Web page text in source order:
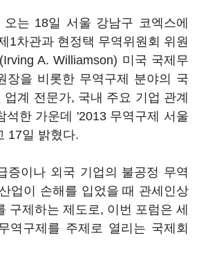
는 18일 서울 강남구 코엑스에
1차관과 현정택 무역위원회 위원
A. Williamson) 미국 국제무
장을 비롯한 무역구제 분야의 국
계 전문가, 국내 주요 기업 관계
석한 가운데 '2013 무역구제 서울
17일 밝혔다.
증이나 외국 기업의 불공정 무역
업이 손해를 입었을 때 관세인상
구제하는 제도로, 이번 포럼은 세
역구제를 주제로 열리는 국제회